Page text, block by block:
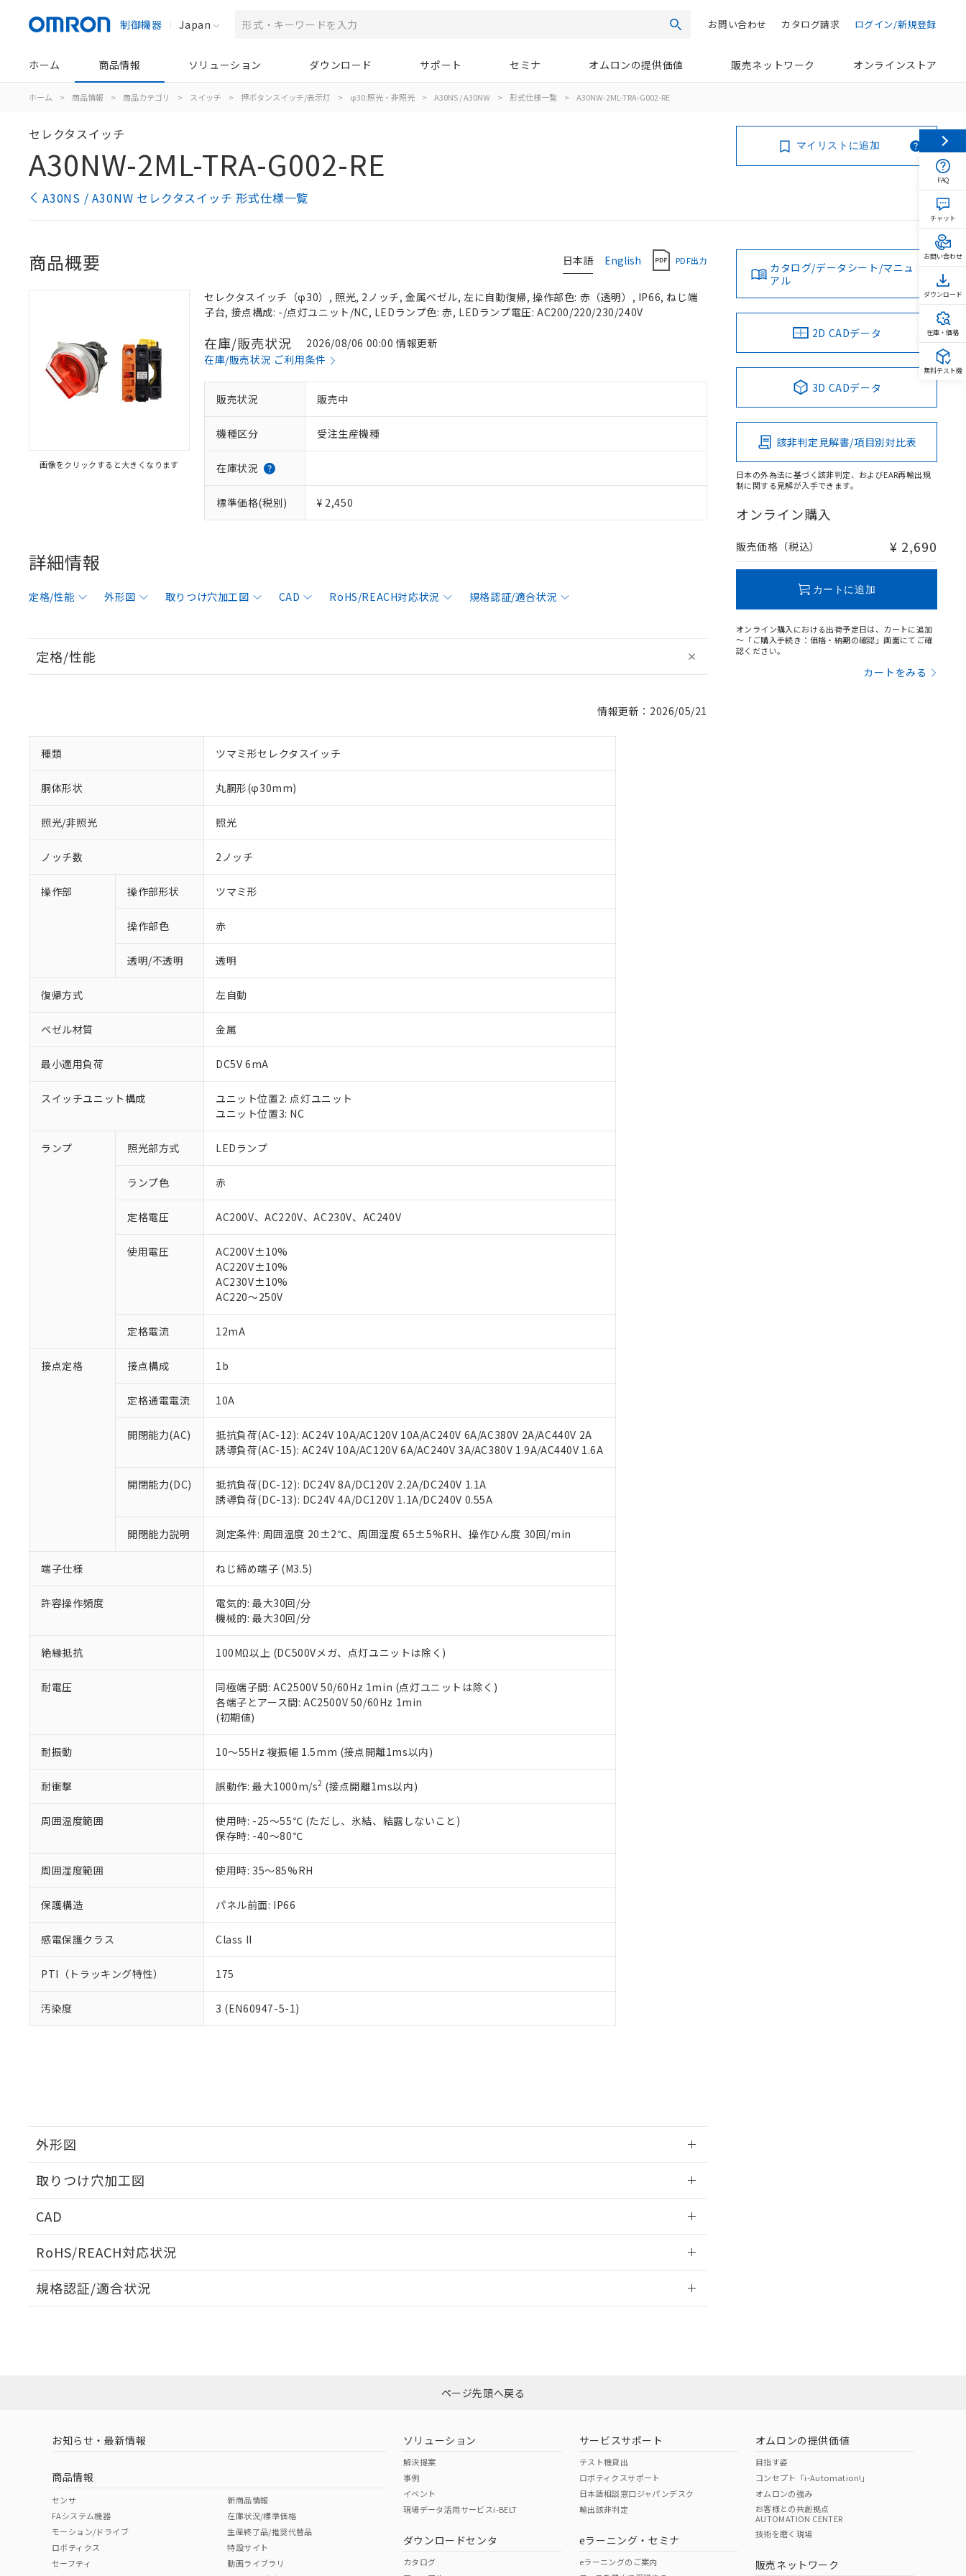
制御機器 Japan 検索 ログイン/新規登録
カタログ請求
お問い合わせ
ホーム 商品情報 ソリューション ダウンロード サポート セミナ オムロンの提供価値 販売ネットワーク オンラインストア
ホーム > 商品情報 > 商品カテゴリ > スイッチ > 押ボタンスイッチ/表示灯 > φ30:照光・非照光 > A30NS / A30NW > 形式仕様一覧 > A30NW-2ML-TRA-G002-RE
セレクタスイッチ
A30NW-2ML-TRA-G002-RE
A30NS / A30NW セレクタスイッチ 形式仕様一覧
マイリストに追加
日本語 English PDF出力
商品概要
画像をクリックすると大きくなります
セレクタスイッチ（φ30）, 照光, 2ノッチ, 金属ベゼル, 左に自動復帰, 操作部色: 赤（透明）, IP66, ねじ端
子台, 接点構成: -/点灯ユニット/NC, LEDランプ色: 赤, LEDランプ電圧: AC200/220/230/240V
在庫/販売状況
2026/08/06 00:00 情報更新
在庫/販売状況 ご利用条件
販売状況 販売中
機種区分 受注生産機種
在庫状況
標準価格(税別) ¥ 2,450
詳細情報
定格/性能 外形図 取りつけ穴加工図 CAD RoHS/REACH対応状況 規格認証/適合状況
定格/性能
情報更新：2026/05/21
種類 ツマミ形セレクタスイッチ
胴体形状 丸胴形(φ30mm)
照光/非照光 照光
ノッチ数 2ノッチ
操作部 操作部形状 ツマミ形
操作部色 赤
透明/不透明 透明
復帰方式 左自動
ベゼル材質 金属
最小適用負荷 DC5V 6mA
スイッチユニット構成
ユニット位置2: 点灯ユニット
ユニット位置3: NC
ランプ 照光部方式 LEDランプ
ランプ色 赤
定格電圧 AC200V、AC220V、AC230V、AC240V
使用電圧
AC200V±10%
AC220V±10%
AC230V±10%
AC220～250V
定格電流 12mA
接点定格 接点構成 1b
定格通電電流 10A
開閉能力(AC)
抵抗負荷(AC-12): AC24V 10A/AC120V 10A/AC240V 6A/AC380V 2A/AC440V 2A
誘導負荷(AC-15): AC24V 10A/AC120V 6A/AC240V 3A/AC380V 1.9A/AC440V 1.6A
開閉能力(DC)
抵抗負荷(DC-12): DC24V 8A/DC120V 2.2A/DC240V 1.1A
誘導負荷(DC-13): DC24V 4A/DC120V 1.1A/DC240V 0.55A
開閉能力説明 測定条件: 周囲温度 20±2℃、周囲湿度 65±5%RH、操作ひん度 30回/min
端子仕様 ねじ締め端子 (M3.5)
許容操作頻度
電気的: 最大30回/分
機械的: 最大30回/分
絶縁抵抗 100MΩ以上 (DC500Vメガ、点灯ユニットは除く)
耐電圧
同極端子間: AC2500V 50/60Hz 1min (点灯ユニットは除く)
各端子とアース間: AC2500V 50/60Hz 1min
(初期値)
耐振動 10～55Hz 複振幅 1.5mm (接点開離1ms以内)
耐衝撃 誤動作: 最大1000m/s2 (接点開離1ms以内)
周囲温度範囲
使用時: -25～55℃ (ただし、氷結、結露しないこと)
保存時: -40～80℃
周囲湿度範囲 使用時: 35～85%RH
保護構造 パネル前面: IP66
感電保護クラス Class II
PTI（トラッキング特性） 175
汚染度 3 (EN60947-5-1)
外形図
取りつけ穴加工図
CAD
RoHS/REACH対応状況
EU RoHS 注意事項・凡例
ダウンロードはこちら
中国 RoHS 注意事項・凡例
中国 RoHS表
Pb Hg Cr(VI)
規格認証/適合状況
カタログ/データシート/マニュ
アル
2D CADデータ
3D CADデータ
該非判定見解書/項目別対比表
日本の外為法に基づく該非判定、およびEAR再輸出規
制に関する見解が入手できます。
オンライン購入
販売価格（税込） ¥ 2,690
カートに追加
オンライン購入における出荷予定日は、カートに追加
～「ご購入手続き：価格・納期の確認」画面にてご確
認ください。
カートをみる
ご利用条件
以下の条件をお読みいただき、同意のうえご利用ください。
正式な納期状況および標準価格はお客様のお取引先、またはお客様担当のオムロン制御機器販売店・
当社販売員にご相談ください。
オムロン制御機器販売店や当社販売拠点は「販売ネットワーク
」をご確認ください。
在庫状況および標準価格結果を当社の事前の承諾なく第三者に漏洩または開示しないようお願いしま
す。
マイパーツ機能（部品リスト作成サービス）をご利用いただくには、I-Webメンバーズにご登録され
ている必要があります。
が、当社の製品・サービスに関するお客様との取引・商談に必要な範囲で利用することをご了承くだ
さい。
※当社の共同利用者とは、
いる法人を指します。
対応予定：EU RoHS指令（10物質）の非含有に対応した製品に切り替える予定のある商品です。
対応予定なし：EU RoHS指令（10物質）の非含有に非対応の商品で、対応品を出す予定はありません。
調査・確認中：EU RoHS指令（10物質）の非含有の対応状況を調査中または確認中の商品です。
非該当品：ライセンス料など無形物で、有害物質有無と関係のない商品です。
仕入先様の事情により、非含有部品としていたものが、含有品と判明した場合などやむを得ず変更すること
があります。
*EU RoHS指令（10物質）：
六価クロム(Cr(Ⅵ)) 1000ppm以下、ポリ臭化ビフェニル類(PBB) 1000ppm以下、ポリ臭化ジフェニルエーテル類(PBDE) 1000ppm以下、
但し、RoHS指令で産業用監視および制御機器に対する適用除外項目は除く。
フタル酸エステル類の４物質については閾値を超える意図的な使用がないことを確認しています。
※2 対応予定月
部品在庫の切り替え状況などにより、予定月が前後することがあります。
※3 非含有証明書ダウンロード
EU RoHS指令（10物質）の非含有証明書
51物質の非含有証明書（当社基準）
※本証明書は発行日時点で非含有を証明するもので、過去に遡って非含有を証明するものではありません。
また、RoHS指令のフタル酸エステル類４物質の対応では、対応完了までの期間は出荷製品に未対応品が
混在することから備考欄に対応日を記載しておりました。
既に当社にて対応品への在庫切替を完了していることから、特段のことがない限り、2022年1月12日よ
※1 中国RoHS○×表
「×」：最大均質材料含有率が中国RoHSの基準値を超えていることを示します。
「－」：未確認です。当社販売部門へお問い合わせください。
Pb(鉛) :1000ppm、 Hg(水銀) : 1000ppm、 Cd(カドミウム) : 100ppm、
DBP(フタル酸ジブチル) : 1000ppm、 DIBP(フタル酸ジイソブチル) : 1000ppm、 BBP(フタル酸ブチルベンジル) : 1000ppm、
※2 環境保護使用期限
「ｅ」：有害物質（10物質）のすべてが基準値以下であることを示します。
「10」：通常の使用状況下において有害物質が外部に漏えいし、環境に深刻な影響を及ぼさない年数を意
味します。
「－」：未確認です。当社販売部門へお問い合わせください。
う）を輸出または国外への提供する場合は、日本国政府の輸出許可(または役務取引許可)を取得する
置等に一切使用いたしません。
当社は、貴社製品を第三者に販売する場合は、上記1、2および3の内容を当該第三者に通知します。
また当社は、販売先および販売に係わる関係者が違法に輸出するおそれがある場合は、取り引きをい
たしません。
記
説明
△ 一定数には満たないが在庫あり
－
在庫なし(最新の在庫状況については、お客様のお取引先、またはお客様担当のオムロン制御
機器販売店・当社販売員にご確認ください)
空
白
受注生産機種、また在庫状況の情報を公開していない機種
ページ先頭へ戻る
お知らせ・最新情報
商品情報
センサ
FAシステム機器
モーション/ドライブ
ロボティクス
セーフティ
新商品情報
在庫状況/標準価格
生産終了品/推奨代替品
特設サイト
動画ライブラリ
ソリューション
解決提案
事例
イベント
現場データ活用サービスi-BELT
ダウンロードセンタ
カタログ
サービスサポート
テスト機貸出
ロボティクスサポート
日本語相談窓口ジャパンデスク
輸出該非判定
eラーニング・セミナ
eラーニングのご案内
オムロンの提供価値
目指す姿
コンセプト「i-Automation!」
オムロンの強み
お客様との共創拠点
AUTOMATION CENTER
技術を磨く現場
販売ネットワーク
FAQ
チャット
お問い合わせ
ダウンロード
在庫・価格
無料テスト機